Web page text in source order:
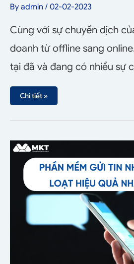
By admin / 02-02-2023
Cùng với sự chuyển dịch
doanh từ offline sang
tại đã và đang có nhiều sự
Chi tiết »